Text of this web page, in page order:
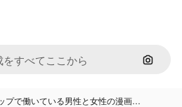
画像で
プで働いている男性と女性の漫画…